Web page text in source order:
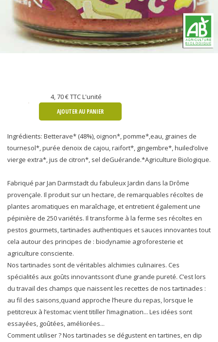
4, 70 €TTC L'unité
AJOUTER AU PANIER
Ingrédients: Betterave* (48%), oignon*, pomme*,eau, graines de
tournesol*, purée denoix de cajou, raifort*, gingembre*, huiled’olive
vierge extra*, jus de citron*, sel deGuérande.*Agriculture Biologique.
Fabriqué par Jan Darmstadt du fabuleux Jardin dans la Drôme
provençale. Il produit sur un hectare, de remarquables récoltes de
plantes aromatiques en maraîchage, et entretient également une
pépinière de 250 variétés. Il transforme à la ferme ses récoltes en
pestos gourmets, tartinades authentiques et sauces innovantes tout
cela autour des principes de : biodynamie agroforesterie et
agriculture consciente.
Nos tartinades sont de véritables alchimies culinaires. Ces
spécialités aux goûts innovantssont d’une grande pureté. C’est lors
du travail des champs que naissent les recettes de nos tartinades :
au fil des saisons,quand approche l’heure du repas, lorsque le
petitcreux à l’estomac vient titiller l’imagination... Les idées sont
essayées, goûtées, améliorées...
Comment utiliser ? Nos tartinades se dégustent en tartines, en dip